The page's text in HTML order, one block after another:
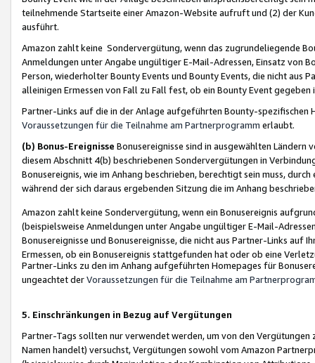
teilnehmende Startseite einer Amazon-Website aufruft und (2) der
ausführt.
Amazon zahlt keine Sondervergütung, wenn das zugrundeliegende
Anmeldungen unter Angabe ungültiger E-Mail-Adressen, Einsatz von
Person, wiederholter Bounty Events und Bounty Events, die nicht
alleinigen Ermessen von Fall zu Fall fest, ob ein Bounty Event
Partner-Links auf die in der Anlage aufgeführten Bounty-spezifischen
Voraussetzungen für die Teilnahme am Partnerprogramm erlaubt.
(b) Bonus-Ereignisse Bonusereignisse sind in ausgewählten Ländern
diesem Abschnitt 4(b) beschriebenen Sondervergütungen in
Bonusereignis, wie im Anhang beschrieben, berechtigt sein muss,
während der sich daraus ergebenden Sitzung die im Anhang
Amazon zahlt keine Sondervergütung, wenn ein Bonusereignis
(beispielsweise Anmeldungen unter Angabe ungültiger E-Mail-
Bonusereignisse und Bonusereignisse, die nicht aus Partner-Links auf
Ermessen, ob ein Bonusereignis stattgefunden hat oder ob eine
Partner-Links zu den im Anhang aufgeführten Homepages für
ungeachtet derVoraussetzungen für die Teilnahme am
5. Einschränkungen in Bezug auf Vergütungen
Partner-Tags sollten nur verwendet werden, um von den
Namen handelt) versuchst, Vergütungen sowohl vom Amazon